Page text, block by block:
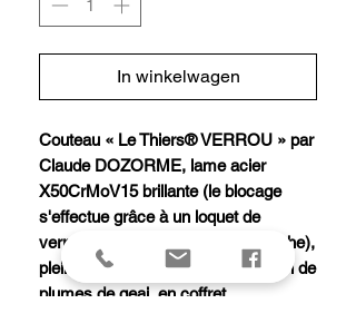
In winkelwagen
Couteau « Le Thiers® VERROU » par
Claude DOZORME, lame acier
X50CrMoV15 brillante (le blocage
s'effectue grâce à un loquet de
verrouillage situé en bout de manche),
plein manche 12 cm avec inclusion de
plumes de geai, en coffret.